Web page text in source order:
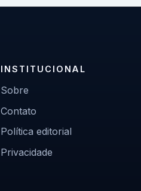
INSTITUCIONAL
Sobre
Contato
Política editorial
Privacidade